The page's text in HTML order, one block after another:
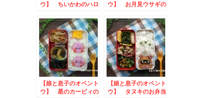
ウ】 ちいかわのハロ
ウ】 お月見ウサギの
【娘と息子のオベント
ウ】 星のカービィの
【娘と息子のオベント
ウ】 タヌキのお弁当